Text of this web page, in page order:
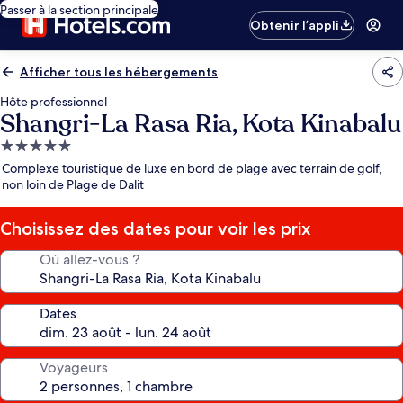
Passer à la section principale
Obtenir l’appli
Afficher tous les hébergements
Hôte professionnel
Shangri-La Rasa Ria, Kota Kinabalu
Hébergement
5.0 étoiles
Complexe touristique de luxe en bord de plage avec terrain de golf,
non loin de Plage de Dalit
Choisissez des dates pour voir les prix
Où allez-vous ?
Dates
Voyageurs